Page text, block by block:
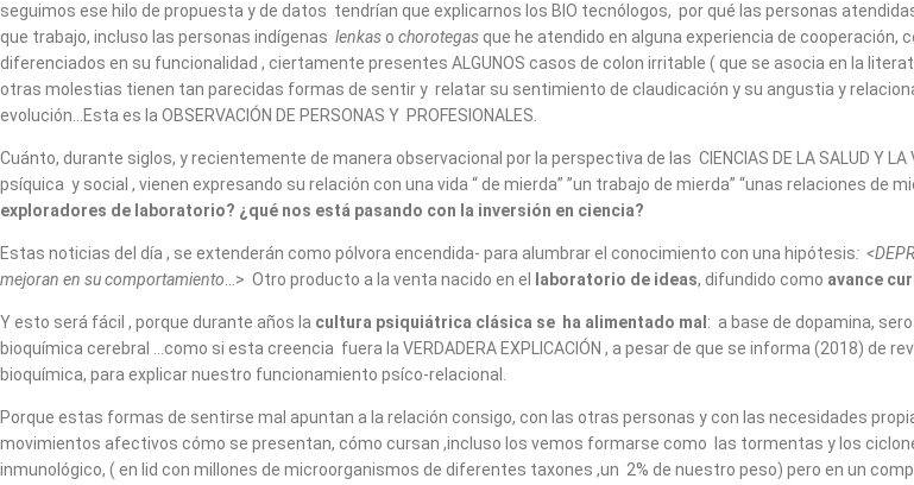
seguimos ese hilo de propuesta y de datos tendrían que explicarnos los BIO tecnólogos, por qué las personas
que trabajo, incluso las personas indígenas lenkas o chorotegas que he atendido en alguna experiencia de
diferenciados en su funcionalidad , ciertamente presentes ALGUNOS casos de colon irritable ( que se asocia en la
otras molestias tienen tan parecidas formas de sentir y relatar su sentimiento de claudicación y su angustia y
evolución…Esta es la OBSERVACIÓN DE PERSONAS Y PROFESIONALES.
Cuánto, durante siglos, y recientemente de manera observacional por la perspectiva de las CIENCIAS DE LA SALUD Y
psíquica y social , vienen expresando su relación con una vida “ de mierda” ”un trabajo de mierda” “unas relaciones de
exploradores de laboratorio? ¿qué nos está pasando con la inversión en ciencia?
Estas noticias del día , se extenderán como pólvora encendida- para alumbrar el conocimiento con una hipótesis:
mejoran en su comportamiento …> Otro producto a la venta nacido en el laboratorio de ideas, difundido como avance
Y esto será fácil , porque durante años la cultura psiquiátrica clásica se ha alimentado mal : a base de dopamina,
bioquímica cerebral …como si esta creencia fuera la VERDADERA EXPLICACIÓN , a pesar de que se informa (2018)
bioquímica, para explicar nuestro funcionamiento psíco-relacional.
Porque estas formas de sentirse mal apuntan a la relación consigo, con las otras personas y con las necesidades
movimientos afectivos cómo se presentan, cómo cursan ,incluso los vemos formarse como las tormentas y los
inmunológico, ( en lid con millones de microorganismos de diferentes taxones ,un 2% de nuestro peso) pero en un